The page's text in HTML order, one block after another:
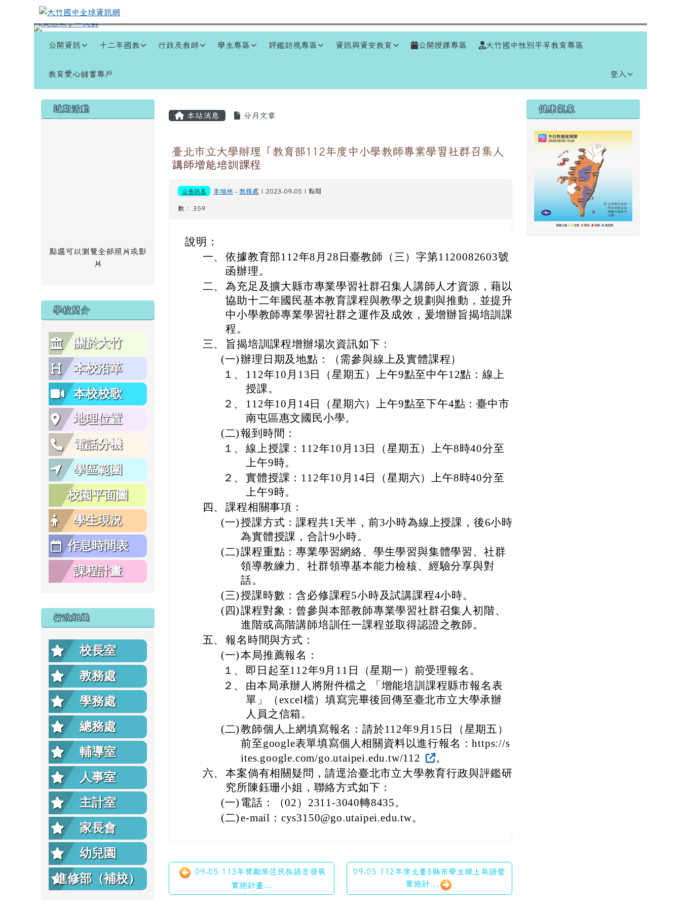
跳至主內容區
大竹國中全球資訊網
公開資訊 十二年國教 行政及教師 學生專區 評鑑訪視專區 資訊與資安教育 公開授課專區 大竹國中性別平等教育專區
教育愛心儲蓄專戶 登入
左邊區域內容
近期活動
點選可以瀏覽全部照片或影
片
學校簡介
關於大竹
本校沿革
本校校歌
地理位置
電話分機
學區範圍
校園平面圖
學生現況
作息時間表
課程計畫
行政組織
校長室
教務處
學務處
總務處
輔導室
人事室
主計室
家長會
幼兒園
進修部（補校）
主內容區域
本站消息 分月文章
臺北市立大學辦理「教育部112年度中小學教師專業學習社群召集人
講師增能培訓課程
公告訊息 李瑞林- 教務處 | 2023-09-05 | 點閱
數： 359
說明：
一、 依據教育部112年8月28日臺教師（三）字第1120082603號
函辦理。
二、 為充足及擴大縣市專業學習社群召集人講師人才資源，藉以
協助十二年國民基本教育課程與教學之規劃與推動，並提升
中小學教師專業學習社群之運作及成效，爰增辦旨揭培訓課
程。
三、
旨揭培訓課程增辦場次資訊如下：
(一)辦理日期及地點：（需參與線上及實體課程）
１、
112年10月13日（星期五）上午9點至中午12點：線上
授課。
２、
112年10月14日（星期六）上午9點至下午4點：臺中市
南屯區惠文國民小學。
(二)報到時間：
１、 線上授課：112年10月13日（星期五）上午8時40分至
上午9時。
２、 實體授課：112年10月14日（星期六）上午8時40分至
上午9時。
四、 課程相關事項：
(一)授課方式：課程共1天半，前3小時為線上授課，後6小時
為實體授課，合計9小時。
(二)課程重點：專業學習網絡、學生學習與集體學習、社群
領導教練力、社群領導基本能力檢核、經驗分享與對
話。
(三)授課時數：含必修課程5小時及試講課程4小時。
(四)課程對象：曾參與本部教師專業學習社群召集人初階、
進階或高階講師培訓任一課程並取得認證之教師。
五、 報名時間與方式：
(一)本局推薦報名：
１、
即日起至112年9月11日（星期一）前受理報名。
２、
由本局承辦人將附件檔之 「增能培訓課程縣市報名表
單」（excel檔）填寫完畢後回傳至臺北市立大學承辦
人員之信箱。
(二)教師個人上網填寫報名：請於112年9月15日（星期五）
前至google表單填寫個人相關資料以進行報名：https://s
ites.google.com/go.utaipei.edu.tw/112
。
六、 本案倘有相關疑問，請逕洽臺北市立大學教育行政與評鑑研
究所陳鈺珊小姐，聯絡方式如下：
(一) 電話：（02）2311-3040轉8435。
(二)e-mail：cys3150@go.utaipei.edu.tw。
09-05 113年獎勵原住民族語言發展
實施計畫...
09-05 112年度北臺8縣市學生線上英語營
實施計...
右邊區域內容
健康氣象
頁尾區域